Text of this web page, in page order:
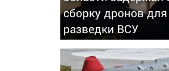
сборку дронов для
разведки ВСУ